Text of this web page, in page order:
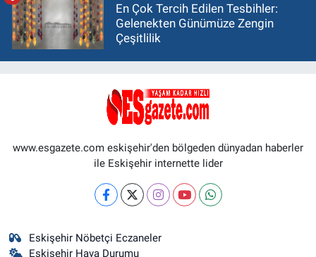
En Çok Tercih Edilen Tesbihler:
Gelenekten Günümüze Zengin
Çeşitlilik
www.esgazete.com eskişehir'den bölgeden dünyadan haberler
ile Eskişehir internette lider
Eskişehir Nöbetçi Eczaneler
Eskişehir Hava Durumu